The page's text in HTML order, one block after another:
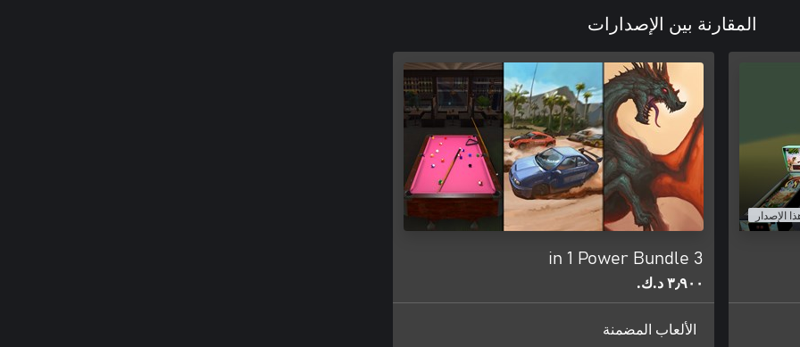
المقارنة بين الإصدارات
الإصدار
3 in 1 Power Bundle
٣٫٩٠٠ د.ك.‏
الألعاب المضمنة